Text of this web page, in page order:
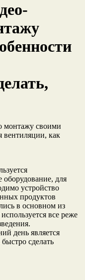
оборудование, для
устройство
продуктов
в основном из
все реже
день является
сделать